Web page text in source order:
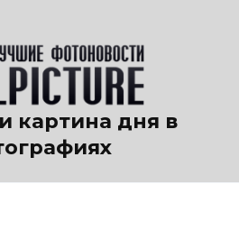
картина дня в